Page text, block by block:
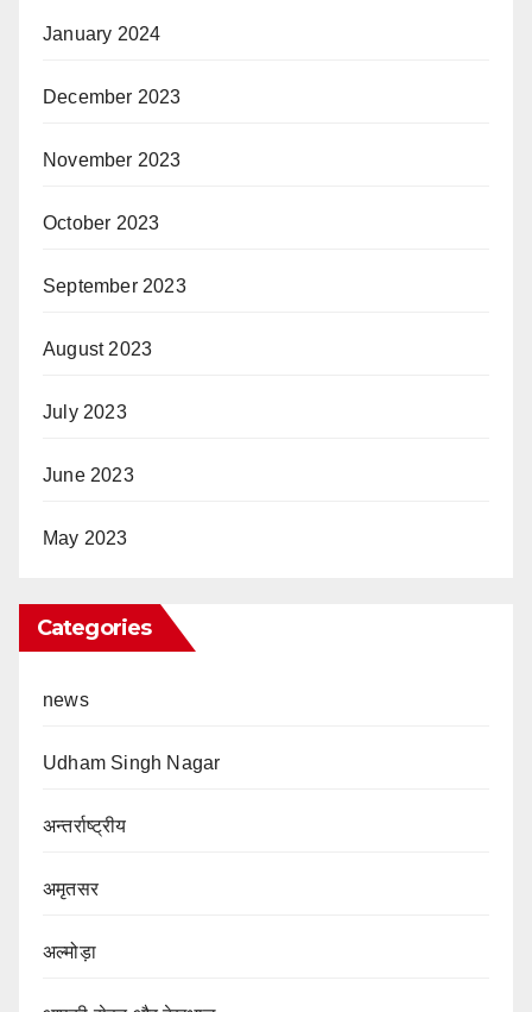
January 2024
December 2023
November 2023
October 2023
September 2023
August 2023
July 2023
June 2023
May 2023
Categories
news
Udham Singh Nagar
अन्तर्राष्ट्रीय
अमृतसर
अल्मोड़ा